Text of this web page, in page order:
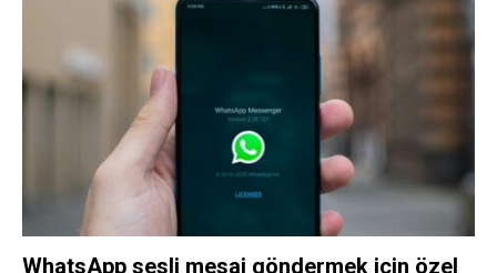
WhatsApp sesli mesaj göndermek için özel